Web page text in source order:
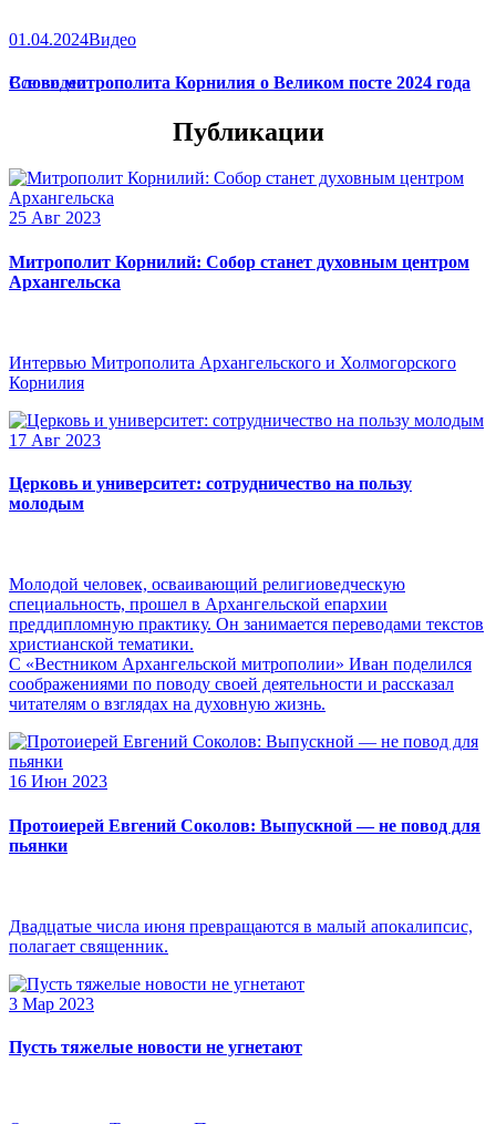
01.04.2024Видео
Слово митрополита Корнилия о Великом посте 2024 года
Все видео
Публикации
25 Авг 2023
Митрополит Корнилий: Собор станет духовным центром
Архангельска
Интервью Митрополита Архангельского и Холмогорского
Корнилия
17 Авг 2023
Церковь и университет: сотрудничество на пользу
молодым
Молодой человек, осваивающий религиоведческую
специальность, прошел в Архангельской епархии
преддипломную практику. Он занимается переводами текстов
христианской тематики.
С «Вестником Архангельской митрополии» Иван поделился
соображениями по поводу своей деятельности и рассказал
читателям о взглядах на духовную жизнь.
16 Июн 2023
Протоиерей Евгений Соколов: Выпускной — не повод для
пьянки
Двадцатые числа июня превращаются в малый апокалипсис,
полагает священник.
3 Мар 2023
Пусть тяжелые новости не угнетают